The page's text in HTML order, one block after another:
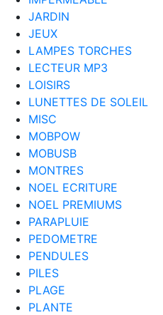
JARDIN
JEUX
LAMPES TORCHES
LECTEUR MP3
LOISIRS
LUNETTES DE SOLEIL
MISC
MOBPOW
MOBUSB
MONTRES
NOEL ECRITURE
NOEL PREMIUMS
PARAPLUIE
PEDOMETRE
PENDULES
PILES
PLAGE
PLANTE